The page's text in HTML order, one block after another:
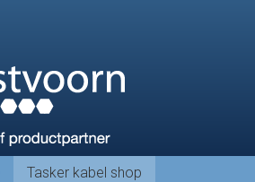
Tasker kabel shop